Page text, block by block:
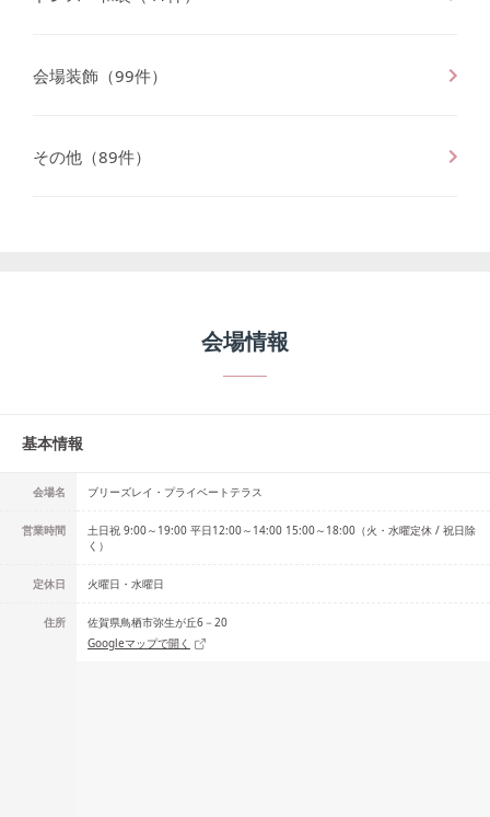
会場装飾 （99件）
その他 （89件）
会場情報
基本情報
会場名 ブリーズレイ・プライベートテラス
営業時間
土日祝 9:00～19:00 平日12:00～14:00 15:00～18:00（火・水曜定休 / 祝日除
く）
定休日 火曜日・水曜日
住所
佐賀県鳥栖市弥生が丘6－20
Googleマップで開く